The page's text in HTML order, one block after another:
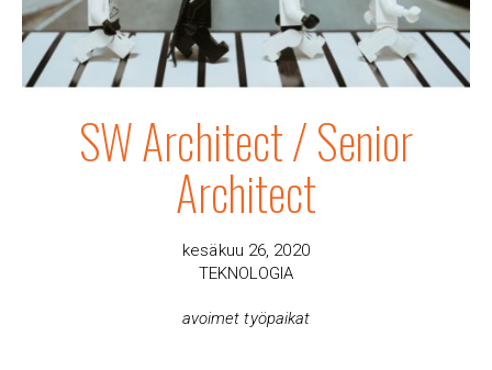
SW Architect / Senior
Architect
kesäkuu 26, 2020
TEKNOLOGIA
avoimet työpaikat